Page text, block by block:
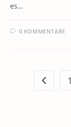
es…
0 KOMMENTARE
Zur 1